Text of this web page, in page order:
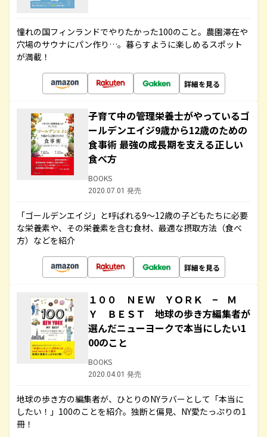
憧れの国フィンランドでやりたかった100のこと。農園滞在や
穴場のサウナにパン作り…。暮らすように楽しめるスポット
が満載！
詳細を見る
子育て中の管理栄養士がやっているゴ
ールデンエイジ9歳から12歳のための
食事術 最強の成長期を支える正しい
食べ方
BOOKS
2020.07.01 発売
「ゴールデンエイジ」と呼ばれる9～12歳の子どもたちに必要
な栄養素や、その栄養素を含む食材、最適な摂取方法（食べ
方）などを紹介
詳細を見る
１００ ＮＥＷ ＹＯＲＫ − Ｍ
Ｙ ＢＥＳＴ 地球の歩き方編集者が
選んだニューヨークで本当にしたい1
00のこと
BOOKS
2020.04.01 発売
地球の歩き方の編集者が、ひとりのNYラバーとして「本当に
したい！」100のことを紹介。独断と偏見、NY愛たっぷりの1
冊！